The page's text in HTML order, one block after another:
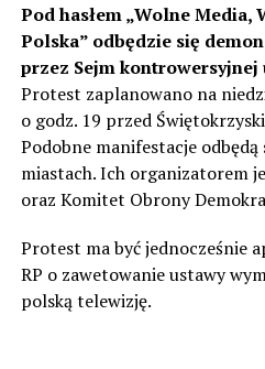
Pod hasłem „Wolne
Polska” odbędzie się
przez Sejm kontrowersyjnej
Protest zaplanowano na
o godz. 19 przed
Podobne manifestacje
miastach. Ich organizatorem
oraz Komitet Obrony
Protest ma być jednocześnie
RP o zawetowanie ustawy
polską telewizję.